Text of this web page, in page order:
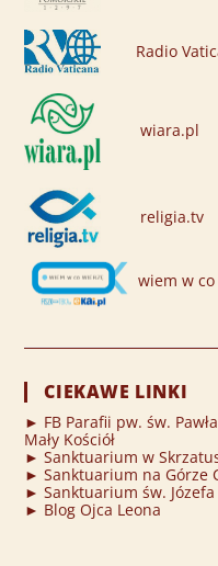
Radio
wiara.pl
religia.tv
wiem w
CIEKAWE LINKI
► FB Parafii pw. św.
Mały Kościół
► Sanktuarium w
► Sanktuarium na Górze
► Sanktuarium św. Józefa
► Blog Ojca Leona